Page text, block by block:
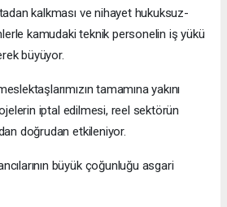
kalkması ve nihayet hukuksuz-
kamudaki teknik personelin iş yükü
büyüyor.
tamamına yakını
iptal edilmesi, reel sektörün
doğrudan etkileniyor.
büyük çoğunluğu asgari